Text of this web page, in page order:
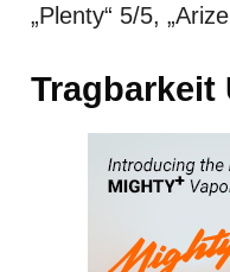
„Plenty“ 5/5,
Tragbarkeit